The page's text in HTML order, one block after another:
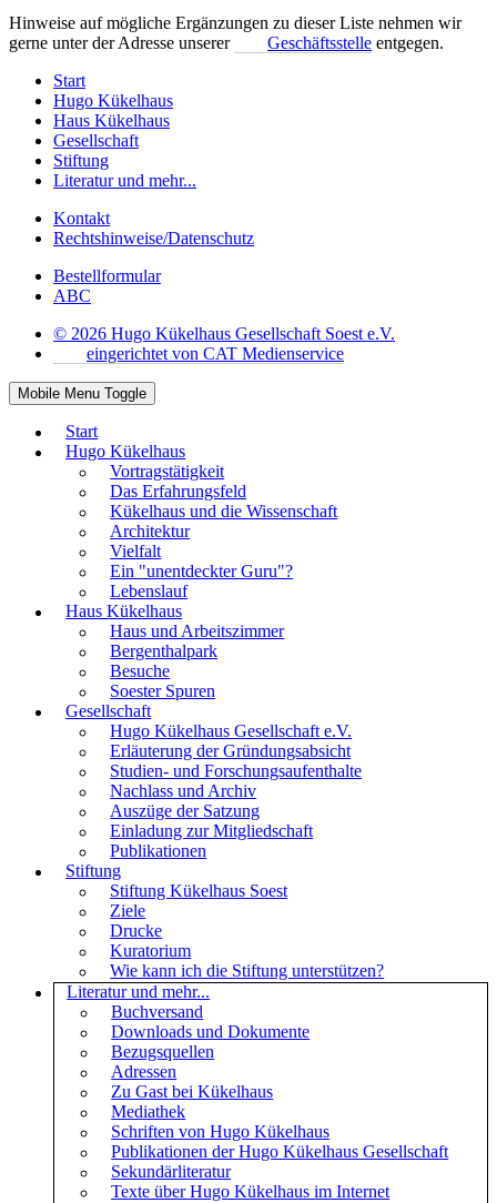
Hinweise auf mögliche Ergänzungen zu dieser Liste nehmen wir
gerne unter der Adresse unserer
Geschäftsstelle entgegen.
Start
Hugo Kükelhaus
Haus Kükelhaus
Gesellschaft
Stiftung
Literatur und mehr...
Kontakt
Rechtshinweise/Datenschutz
Bestellformular
ABC
© 2026 Hugo Kükelhaus Gesellschaft Soest e.V.
eingerichtet von CAT Medienservice
Mobile Menu Toggle
Start
Hugo Kükelhaus
Vortragstätigkeit
Das Erfahrungsfeld
Kükelhaus und die Wissenschaft
Architektur
Vielfalt
Ein "unentdeckter Guru"?
Lebenslauf
Haus Kükelhaus
Haus und Arbeitszimmer
Bergenthalpark
Besuche
Soester Spuren
Gesellschaft
Hugo Kükelhaus Gesellschaft e.V.
Erläuterung der Gründungsabsicht
Studien- und Forschungsaufenthalte
Nachlass und Archiv
Auszüge der Satzung
Einladung zur Mitgliedschaft
Publikationen
Stiftung
Stiftung Kükelhaus Soest
Ziele
Drucke
Kuratorium
Wie kann ich die Stiftung unterstützen?
Literatur und mehr...
Buchversand
Downloads und Dokumente
Bezugsquellen
Adressen
Zu Gast bei Kükelhaus
Mediathek
Schriften von Hugo Kükelhaus
Publikationen der Hugo Kükelhaus Gesellschaft
Sekundärliteratur
Texte über Hugo Kükelhaus im Internet